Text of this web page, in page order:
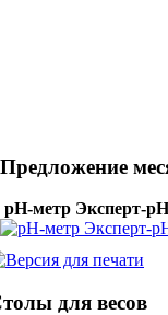
Предложение
рН-метр Эксперт-рН
для весов